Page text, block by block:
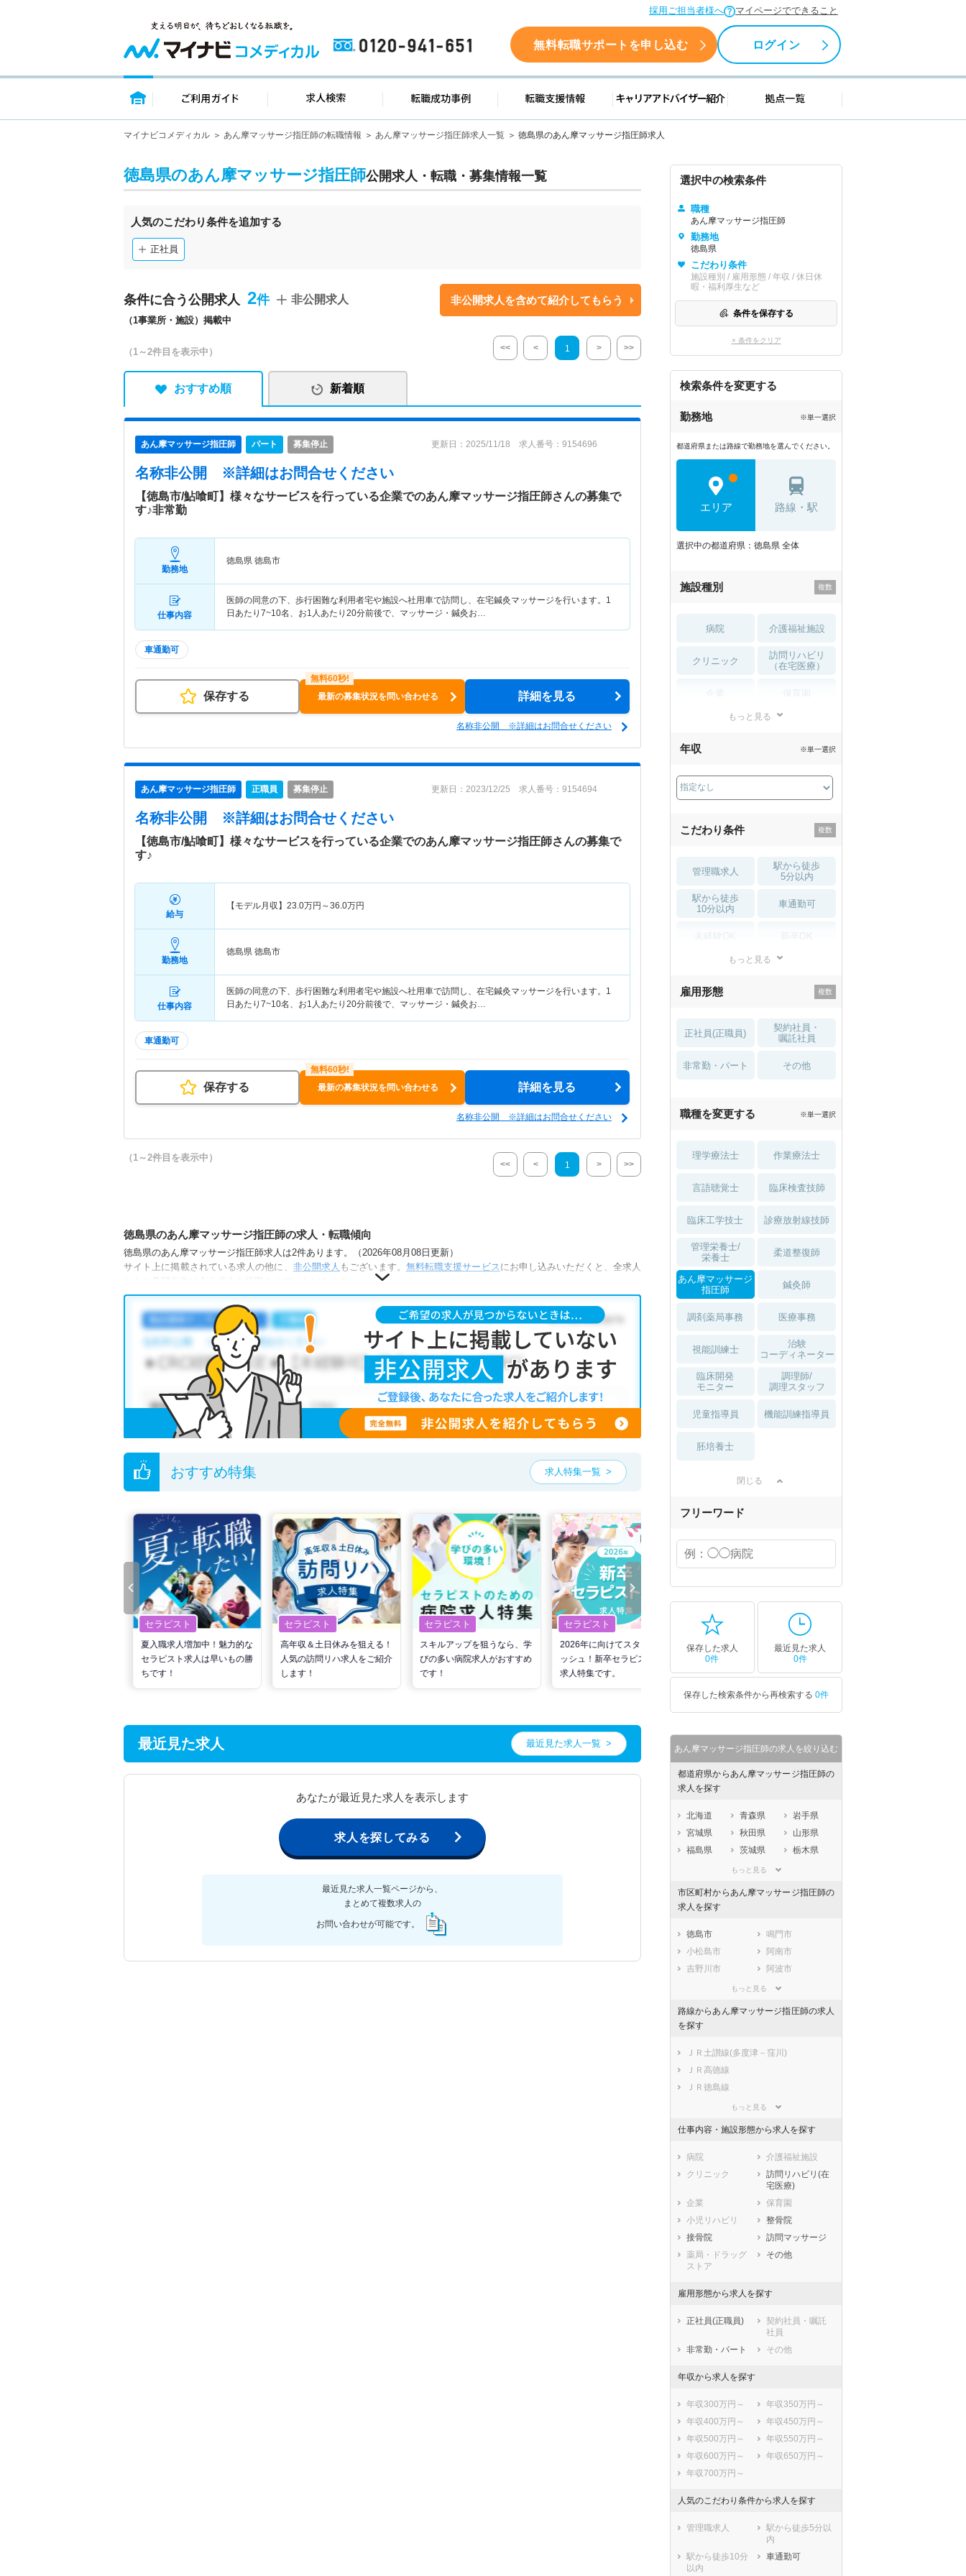
採用ご担当者様へ マイページでできること
0120-941-651 無料転職サポートを申し込む ログイン
トップページ ご利用ガイド 求人検索 転職成功事例 転職支援情報 キャリアアドバイザー紹介 拠点一覧
マイナビコメディカル あん摩マッサージ指圧師の転職情報 あん摩マッサージ指圧師求人一覧 徳島県のあん摩マッサージ指圧師求人
徳島県のあん摩マッサージ指圧師公開求人・転職・募集情報一覧
人気のこだわり条件を追加する
正社員
条件に合う公開求人 2
（1事業所・施設）掲載中
非公開求人 非公開求人を含めて紹介してもらう
（1～2件目を表示中） << < 1 > >>
おすすめ順 新着順
あん摩マッサージ指圧師 パート 募集停止 更新日：2025/11/18 求人番号：9154696
名称非公開 ※詳細はお問合せください
【徳島市/鮎喰町】様々なサービスを行っている企業でのあん摩マッサージ指圧師さんの募集で
す♪非常勤
勤務地
徳島県 徳島市
仕事内容
医師の同意の下、歩行困難な利用者宅や施設へ社用車で訪問し、在宅鍼灸マッサージを行います。1
日あたり7~10名、お1人あたり20分前後で、マッサージ・鍼灸お…
車通勤可
保存する 最新の募集状況を問い合わせる 詳細を見る
名称非公開 ※詳細はお問合せください
あん摩マッサージ指圧師 正職員 募集停止 更新日：2023/12/25 求人番号：9154694
名称非公開 ※詳細はお問合せください
【徳島市/鮎喰町】様々なサービスを行っている企業でのあん摩マッサージ指圧師さんの募集で
す♪
給与
【モデル月収】 23.0万円～36.0万円
勤務地
徳島県 徳島市
仕事内容
医師の同意の下、歩行困難な利用者宅や施設へ社用車で訪問し、在宅鍼灸マッサージを行います。1
日あたり7~10名、お1人あたり20分前後で、マッサージ・鍼灸お…
車通勤可
保存する 最新の募集状況を問い合わせる 詳細を見る
名称非公開 ※詳細はお問合せください
（1～2件目を表示中）
<< < 1 > >>
徳島県のあん摩マッサージ指圧師の求人・転職傾向
徳島県のあん摩マッサージ指圧師求人は2件あります。（2026年08月08日更新）
サイト上に掲載されている求人の他に、 非公開求人 もございます。 無料転職支援サービス にお申し込みいただくと、全求人
徳島県のあん摩マッサージ指圧師求人では以下のような条件が人気です。
正社員(正職員)・非常勤・パート・ 訪問リハビリ(在宅医療)・整骨院・接骨院・訪問マッサージ・その他
他の条件でも人気の求人がございますので、「こだわり条件」から検索いただくか、お気軽にお問い合わせください。
全国のあん摩マッサージ指圧師求人から検索いただくことも可能です。
無料転職支援サービスにお申し込みいただくと、ご希望条件をヒアリングした上で求人をご提案いたします。
ご希望条件がまだ定まっていない方は
人気の希望条件をピックアップした求人特集をぜひご活用ください。
転職支援の他、情報収集や募集状況の確認も、お気軽にご相談ください。
おすすめ特集 求人特集一覧
セラピスト
夏入職求人増加中！魅力的な
セラピスト求人は早いもの勝
ちです！
セラピスト
高年収＆土日休みを狙える！
人気の訪問リハ求人をご紹介
します！
セラピスト
スキルアップを狙うなら、学
びの多い病院求人がおすすめ
です！
セラピスト
2026年に向けてスタートダ
ッシュ！新卒セラピスト向け
求人特集です。
セラピスト
世の中の需要の高まりととも
に増加傾向の「介護施設」求
人をご紹介！
数え方も解説
最近見た求人 最近見た求人一覧
あなたが最近見た求人を表示します
求人を探してみる
最近見た求人一覧ページから、
まとめて複数求人の
お問い合わせが可能です。
選択中の検索条件
職種
あん摩マッサージ指圧師
勤務地
徳島県
こだわり条件
施設種別 / 雇用形態 / 年収 / 休日休
暇・福利厚生など
条件を保存する
× 条件をクリア
検索条件を変更する
勤務地 ※単一選択
都道府県または路線で勤務地を選んでください。
エリア 路線・駅
選択中の都道府県：徳島県 全体
施設種別
病院 介護福祉施設
クリニック
訪問リハビリ
（在宅医療）
薬局・
もっと見る
年収 ※単一選択
こだわり条件
管理職求人
駅から徒歩
5分以内
駅から徒歩
10分以内
車通勤可
住宅手当・補助
土日祝休 無資格 OK
積極採用中 WEB面接OK
もっと見る
雇用形態
正社員(正職員)
契約社員・
嘱託社員
非常勤・パート その他
職種を変更する ※単一選択
理学療法士 作業療法士
言語聴覚士 臨床検査技師
臨床工学技士 診療放射線技師
管理栄養士/
栄養士
柔道整復師
あん摩マッサージ
指圧師
鍼灸師
調剤薬局事務 医療事務
視能訓練士
治験
コーディネーター
臨床開発
モニター
調理師/
調理スタッフ
児童指導員 機能訓練指導員
胚培養士
閉じる
フリーワード
保存した求人
0件
最近見た求人
0件
保存した検索条件から再検索する 0件
あん摩マッサージ指圧師の求人を絞り込む
都道府県からあん摩マッサージ指圧師の
求人を探す
北海道 青森県
岩手県
宮城県
秋田県
山形県
福島県
茨城県
栃木県
埼玉県
山梨県
静岡県
愛知県
滋賀県
京都府
兵庫県
奈良県
島根県
広島県
山口県
徳島県
香川県
熊本県
大分県
鹿児島県
もっと見る
市区町村からあん摩マッサージ指圧師の
求人を探す
徳島市
鳴門市
小松島市
阿南市
吉野川市
阿波市
三好市
名東郡佐那河内
村
名西郡神山町
那賀郡那賀町
海部郡牟岐町
海部郡海陽町
美馬郡つるぎ町
三好郡東みよし
もっと見る
路線からあん摩マッサージ指圧師の求人
を探す
ＪＲ土讃線(多度津－窪川)
ＪＲ高徳線
ＪＲ徳島線
もっと見る
仕事内容・施設形態から求人を探す
病院
介護福祉施設
クリニック
訪問リハビリ(在
宅医療)
企業
保育園
小児リハビリ
整骨院
接骨院
訪問マッサージ
薬局・ドラッグ
ストア
その他
雇用形態から求人を探す
正社員(正職員)
契約社員・嘱託
社員
非常勤・パート
その他
年収から求人を探す
年収300万円～
年収350万円～
年収400万円～
年収450万円～
年収500万円～
年収550万円～
年収600万円～
年収650万円～
年収700万円～
人気のこだわり条件から求人を探す
管理職求人
駅から徒歩5分以
内
駅から徒歩10分
以内
車通勤可